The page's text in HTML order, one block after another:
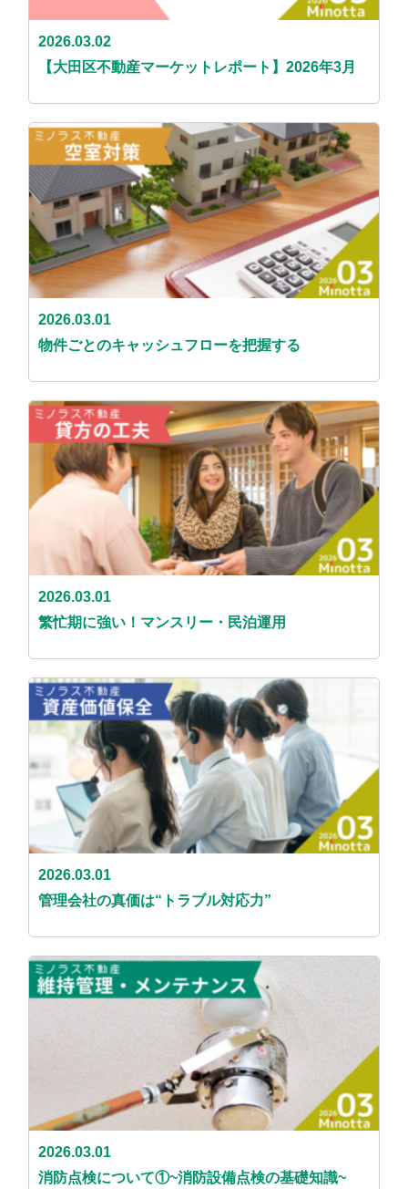
2026.03.02
【大田区不動産マーケットレポート】2026年3月
2026.03.01
物件ごとのキャッシュフローを把握する​
2026.03.01
繁忙期に強い！マンスリー・民泊運用
2026.03.01
管理会社の真価は“トラブル対応力”
2026.03.01
消防点検について①~消防設備点検の基礎知識~